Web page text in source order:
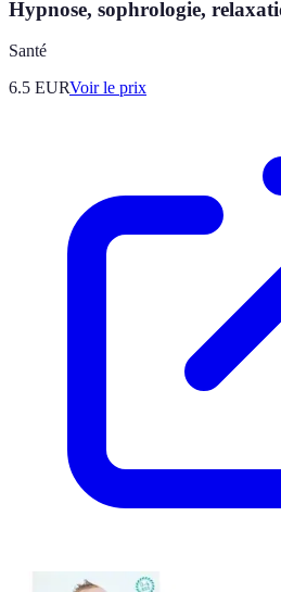
Hypnose, sophrologie,
Santé
6.5 EURVoir le prix